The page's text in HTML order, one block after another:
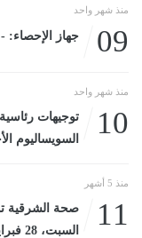
منذ شهر واحد
09 جهاز الإحصاء: - 0.9% معدل التضخم الشهرى لشهر يونيو 2026
منذ شهر واحد
10
توجيهات
السويساليوم الأحد، 28 يونيو 2026
منذ 5 أشهر
11
السبت، 28 فبراير 2026 09:18 مـ